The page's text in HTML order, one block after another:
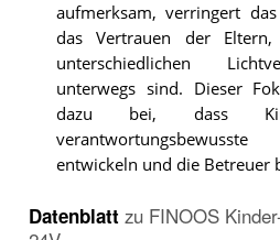
aufmerksam, verringert
das Vertrauen der
unterschiedlichen
unterwegs sind. Dieser
dazu bei, dass
entwickeln und die Betreuer
Datenblatt zu FINOOS